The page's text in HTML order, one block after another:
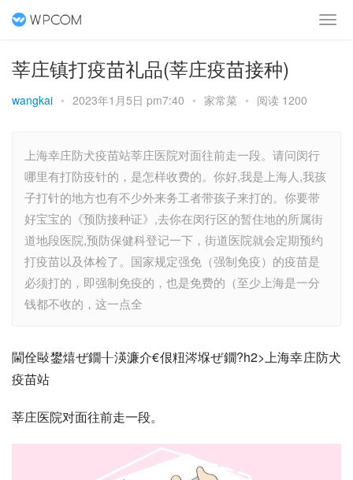
莘庄镇打疫苗礼品(莘庄疫苗接种)
wangkai • 2023年1月5日 pm7:40 • 家常菜 • 阅读 1200
上海幸庄防犬疫苗站莘庄医院对面往前走一段。请问闵行
哪里有打防疫针的，是怎样收费的。你好,我是上海人,我孩
子打针的地方也有不少外来务工者带孩子来打的。你要带
好宝宝的《预防接种证》,去你在闵行区的暂住地的所属街
道地段医院,预防保健科登记一下，街道医院就会定期预约
打疫苗以及体检了。国家规定强免（强制免疫）的疫苗是
必须打的，即强制免疫的，也是免费的（至少上海是一分
钱都不收的，这一点全
閫佺敺鐢熺ぜ鐗╂渶濂介€佷粈涔堢ぜ鐗?h2>上海幸庄防犬
疫苗站
莘庄医院对面往前走一段。